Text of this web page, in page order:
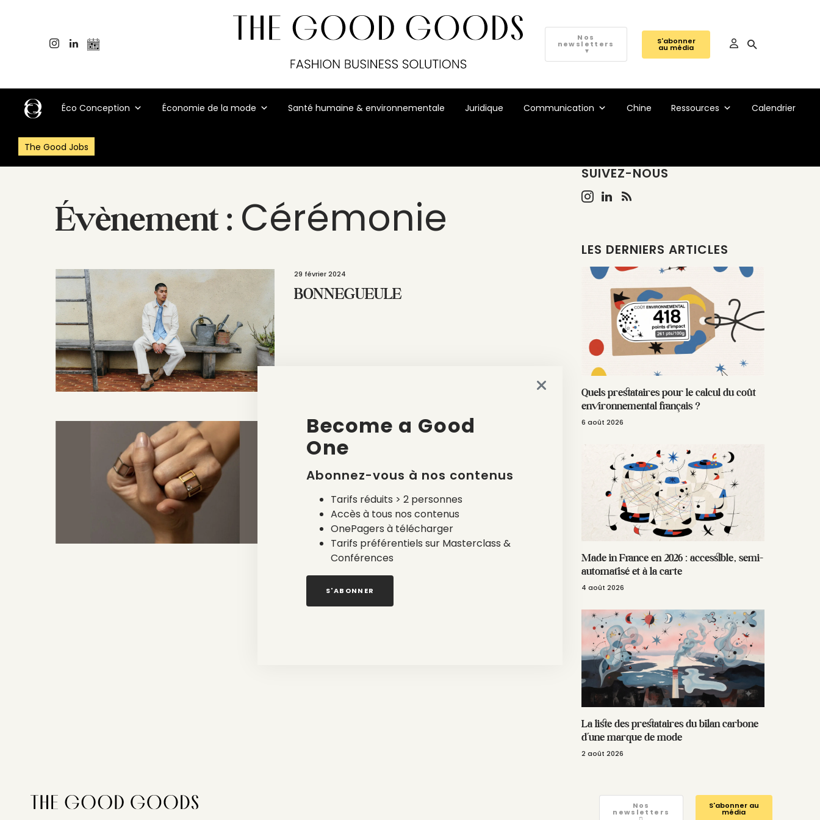
Nos
newsletters
▼
S'abonner
au média
Éco Conception Économie de la mode Santé humaine & environnementale Juridique Communication Chine Ressources Calendrier
The Good Jobs
Évènement : Cérémonie
29 février 2024
BONNEGUEULE
10 juin 2020
JEM – JEWELLERY
ETHICALLY MINDED
Quentin Fruchet
SUIVEZ-NOUS
LES DERNIERS ARTICLES
Quels prestataires pour le calcul du coût
environnemental français ?
6 août 2026
Made in France en 2026 : accessible, semi-
automatisé et à la carte
4 août 2026
La liste des prestataires du bilan carbone
d’une marque de mode
2 août 2026
Nos
newsletters
S'abonner au
média
Become a Good
One
Abonnez-vous à nos contenus
Tarifs réduits > 2 personnes
Accès à tous nos contenus
OnePagers à télécharger
Tarifs préférentiels sur Masterclass &
Conférences
S'ABONNER